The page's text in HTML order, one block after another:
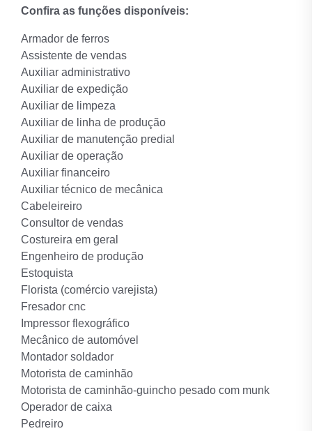
Confira as funções disponíveis:
Armador de ferros
Assistente de vendas
Auxiliar administrativo
Auxiliar de expedição
Auxiliar de limpeza
Auxiliar de linha de produção
Auxiliar de manutenção predial
Auxiliar de operação
Auxiliar financeiro
Auxiliar técnico de mecânica
Cabeleireiro
Consultor de vendas
Costureira em geral
Engenheiro de produção
Estoquista
Florista (comércio varejista)
Fresador cnc
Impressor flexográfico
Mecânico de automóvel
Montador soldador
Motorista de caminhão
Motorista de caminhão-guincho pesado com munk
Operador de caixa
Pedreiro